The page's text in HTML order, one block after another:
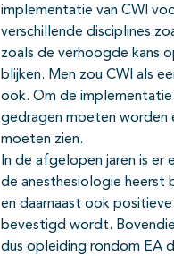
implementatie van CWI
verschillende disciplines
zoals de verhoogde kans
blijken. Men zou CWI als
ook. Om de
gedragen moeten worden
moeten zien.
In de afgelopen jaren is er
de anesthesiologie heerst
en daarnaast ook
bevestigd wordt.
dus opleiding rondom EA